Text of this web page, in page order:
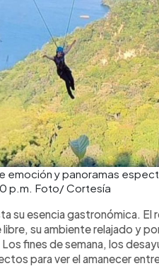
emoción y panoramas
p.m. Foto/ Cortesía
su esencia gastronómica. El
su ambiente relajado y
fines de semana, los
para ver el amanecer